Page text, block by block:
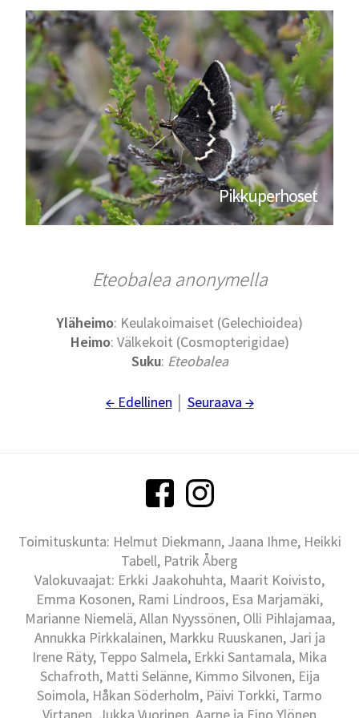
Pikkuperhoset
Eteobalea anonymella
Yläheimo: Keulakoimaiset (Gelechioidea)
Heimo: Välkekoit (Cosmopterigidae)
Suku: Eteobalea
← Edellinen Seuraava →
Toimituskunta: Helmut Diekmann, Jaana Ihme, Heikki
Tabell, Patrik Åberg
Valokuvaajat: Erkki Jaakohuhta, Maarit Koivisto,
Emma Kosonen, Rami Lindroos, Esa Marjamäki,
Marianne Niemelä, Allan Nyyssönen, Olli Pihlajamaa,
Annukka Pirkkalainen, Markku Ruuskanen, Jari ja
Irene Räty, Teppo Salmela, Erkki Santamala, Mika
Schafroth, Matti Selänne, Kimmo Silvonen, Eija
Soimola, Håkan Söderholm, Päivi Torkki, Tarmo